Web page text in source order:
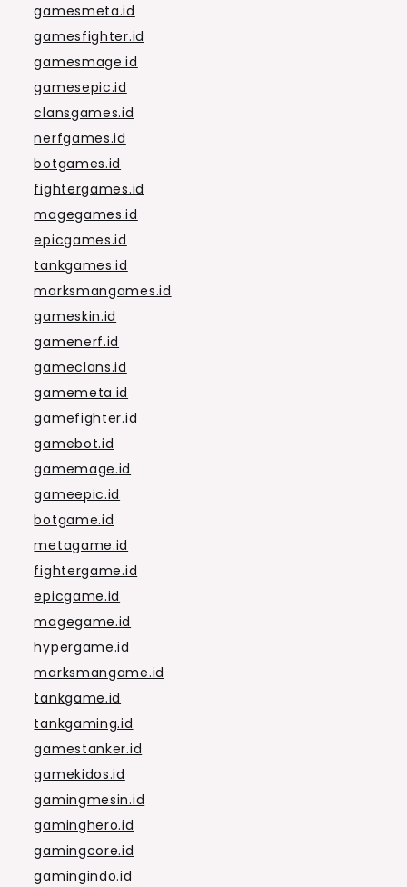
gamesmeta.id
gamesfighter.id
gamesmage.id
gamesepic.id
clansgames.id
nerfgames.id
botgames.id
fightergames.id
magegames.id
epicgames.id
tankgames.id
marksmangames.id
gameskin.id
gamenerf.id
gameclans.id
gamemeta.id
gamefighter.id
gamebot.id
gamemage.id
gameepic.id
botgame.id
metagame.id
fightergame.id
epicgame.id
magegame.id
hypergame.id
marksmangame.id
tankgame.id
tankgaming.id
gamestanker.id
gamekidos.id
gamingmesin.id
gaminghero.id
gamingcore.id
gamingindo.id